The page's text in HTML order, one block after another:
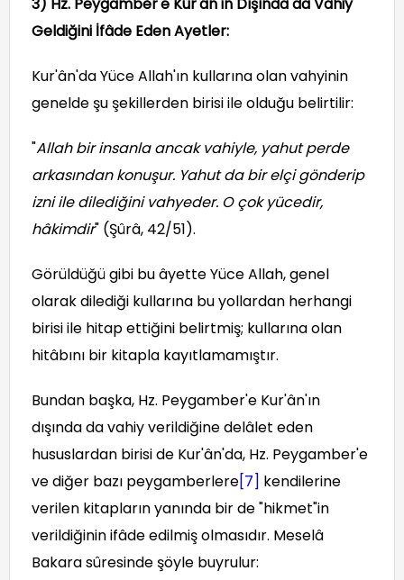
Geldiğini İfâde Eden Ayetler:
Kur'ân'da Yüce Allah'ın kullarına olan vahyinin
genelde şu şekillerden birisi ile olduğu belirtilir:
"Allah bir insanla ancak vahiyle, yahut perde
arkasından konuşur. Yahut da bir elçi gönderip
izni ile dilediğini vahyeder. O çok yücedir,
hâkimdir" (Şûrâ, 42/51).
Görüldüğü gibi bu âyette Yüce Allah, genel
olarak dilediği kullarına bu yollardan herhangi
birisi ile hitap ettiğini belirtmiş; kullarına olan
hitâbını bir kitapla kayıtlamamıştır.
Bundan başka, Hz. Peygamber'e Kur'ân'ın
dışında da vahiy verildiğine delâlet eden
hususlardan birisi de Kur'ân'da, Hz. Peygamber'e
ve diğer bazı peygamberlere[7] kendilerine
verilen kitapların yanında bir de "hikmet"in
verildiğinin ifâde edilmiş olmasıdır. Meselâ
Bakara sûresinde şöyle buyrulur: